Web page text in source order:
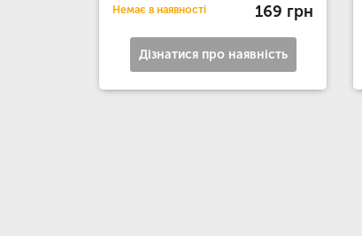
Немає в наявності 169 грн
Дізнатися про наявність